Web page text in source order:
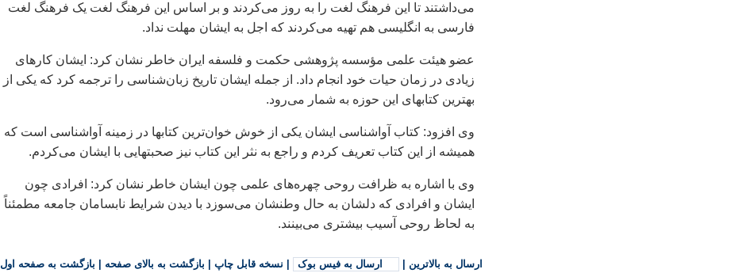
می‌داشتند تا اين فرهنگ لغت را به روز می‌کردند و بر اساس اين فرهنگ لغت يک فرهنگ لغت
فارسی به انگليسی هم تهيه می‌کردند که اجل به ايشان مهلت نداد.
عضو هيئت علمی مؤسسه پژوهشی حکمت و فلسفه ايران خاطر نشان کرد: ايشان کارهای
زيادی در زمان حيات خود انجام داد. از جمله ايشان تاريخ زبان‌شناسی را ترجمه کرد که يکی از
بهترين کتابهای اين حوزه به شمار می‌رود.
وی افزود: کتاب آواشناسی ايشان يکی از خوش خوان‌ترين کتابها در زمينه آواشناسی است که
هميشه از اين کتاب تعريف کردم و راجع به نثر اين کتاب نيز صحبتهايی با ايشان می‌کردم.
وی با اشاره به ظرافت روحی چهره‌های علمی چون ايشان خاطر نشان کرد: افرادی چون
ايشان و افرادی که دلشان به حال وطنشان می‌سوزد با ديدن شرايط نابسامان جامعه مطمئناً
به لحاظ روحی آسيب بيشتری می‌بينند.
ارسال به بالاترین ارسال به فیس بوک نسخه قابل چاپ بازگشت به بالای صفحه بازگشت به صفحه اول